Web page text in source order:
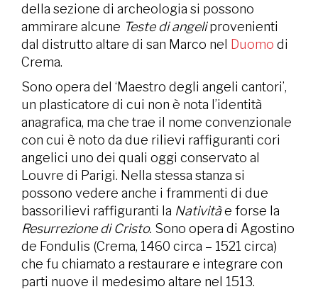
della sezione di archeologia si possono
ammirare alcune Teste di angeliprovenienti
dal distrutto altare di san Marco nel
Duomo di
Crema.
Sono opera del ‘Maestro degli angeli cantori’,
un plasticatore di cui non è nota l’identità
anagrafica, ma che trae il nome convenzionale
con cui è noto da due rilievi raffiguranti cori
angelici uno dei quali oggi conservato al
Louvre di Parigi. Nella stessa stanza si
possono vedere anche i frammenti di due
bassorilievi raffiguranti la Nativitàe forse la
Resurrezione di Cristo. Sono opera di Agostino
de Fondulis (Crema, 1460 circa – 1521 circa)
che fu chiamato a restaurare e integrare con
parti nuove il medesimo altare nel 1513.